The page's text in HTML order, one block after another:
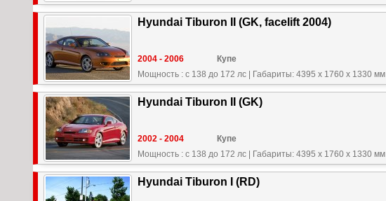
Hyundai Tiburon II (GK, facelift 2004)
2004 - 2006
Купе
Мощность : с 138 до 172 лс
Габариты: 4395 x 1760 x 1330 мм
Hyundai Tiburon II (GK)
2002 - 2004
Купе
Мощность : с 138 до 172 лс
Габариты: 4395 x 1760 x 1330 мм
Hyundai Tiburon I (RD)